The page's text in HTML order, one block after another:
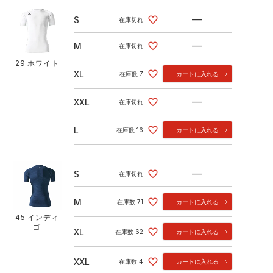
29 ホワイト
S 在庫切れ —
M 在庫切れ —
XL 在庫数 7 カートに入れる
XXL 在庫切れ —
L 在庫数 16 カートに入れる
45 インディ
ゴ
S 在庫切れ —
M 在庫数 71 カートに入れる
XL 在庫数 62 カートに入れる
XXL 在庫数 4 カートに入れる